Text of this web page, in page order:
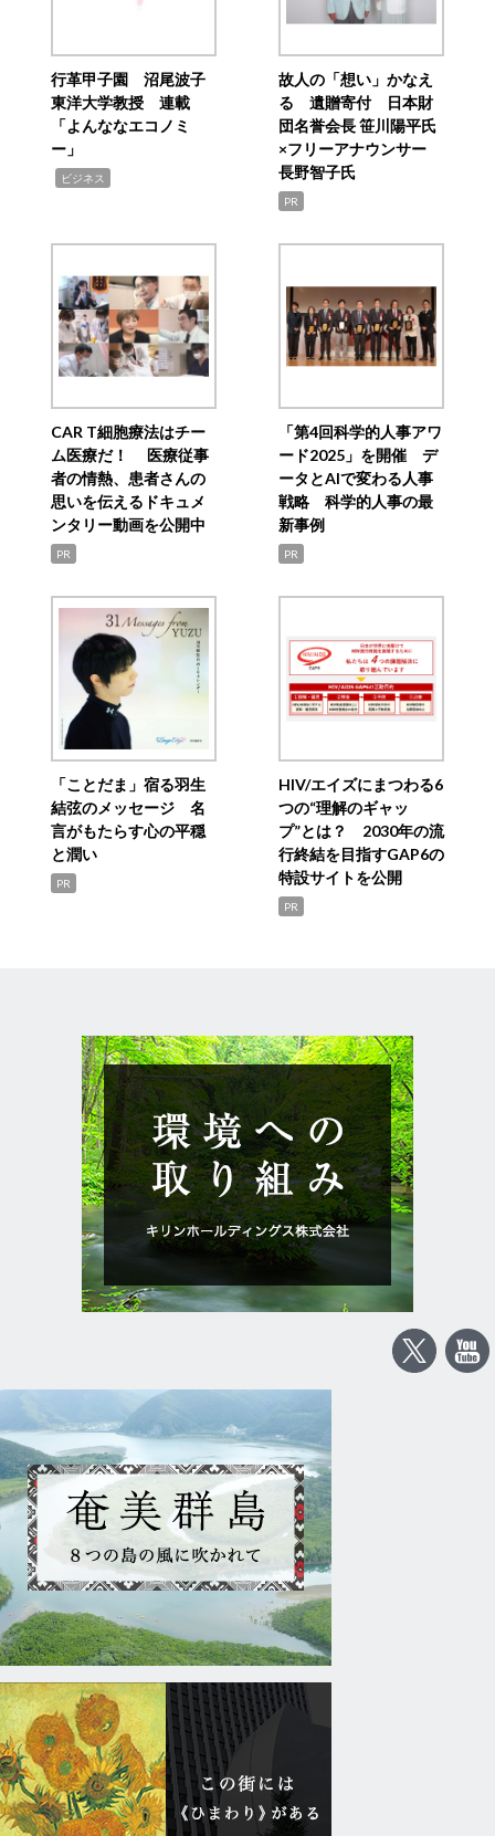
行革甲子園 沼尾波子
東洋大学教授 連載
「よんななエコノミ
ー」
ビジネス
故人の「想い」かなえ
る 遺贈寄付 日本財
団名誉会長 笹川陽平氏
×フリーアナウンサー
長野智子氏
PR
CAR T細胞療法はチー
ム医療だ！ 医療従事
者の情熱、患者さんの
思いを伝えるドキュメ
ンタリー動画を公開中
PR
「第4回科学的人事アワ
ード2025」を開催 デ
ータとAIで変わる人事
戦略 科学的人事の最
新事例
PR
「ことだま」宿る羽生
結弦のメッセージ 名
言がもたらす心の平穏
と潤い
PR
HIV/エイズにまつわる6
つの“理解のギャッ
プ”とは？ 2030年の流
行終結を目指すGAP6の
特設サイトを公開
PR